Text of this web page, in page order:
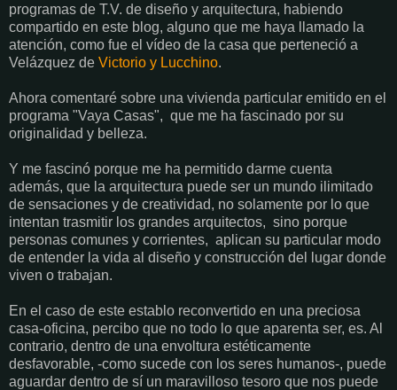
programas de T.V. de diseño y arquitectura, habiendo
compartido en este blog, alguno que me haya llamado la
atención, como fue el vídeo de la casa que perteneció a
Velázquez de Victorio y Lucchino.
Ahora comentaré sobre una vivienda particular emitido en el
programa "Vaya Casas", que me ha fascinado por su
originalidad y belleza.
Y me fascinó porque me ha permitido darme cuenta
además, que la arquitectura puede ser un mundo ilimitado
de sensaciones y de creatividad, no solamente por lo que
intentan trasmitir los grandes arquitectos, sino porque
personas comunes y corrientes, aplican su particular modo
de entender la vida al diseño y construcción del lugar donde
viven o trabajan.
En el caso de este establo reconvertido en una preciosa
casa-oficina, percibo que no todo lo que aparenta ser, es. Al
contrario, dentro de una envoltura estéticamente
desfavorable, -como sucede con los seres humanos-, puede
aguardar dentro de sí un maravilloso tesoro que nos puede